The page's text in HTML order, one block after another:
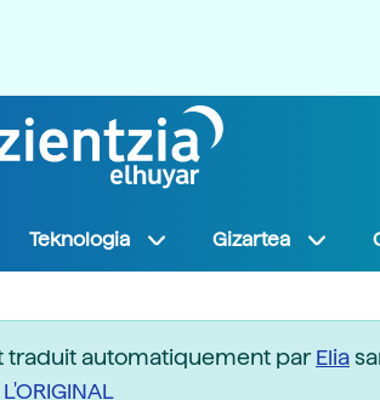
Teknologia Gizartea
traduit automatiquement parElia